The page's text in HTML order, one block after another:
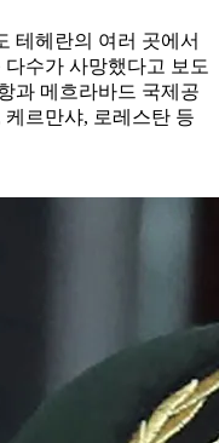
테헤란의 여러 곳에서
수가 사망했다고 보도
과 메흐라바드 국제공
르만샤, 로레스탄 등